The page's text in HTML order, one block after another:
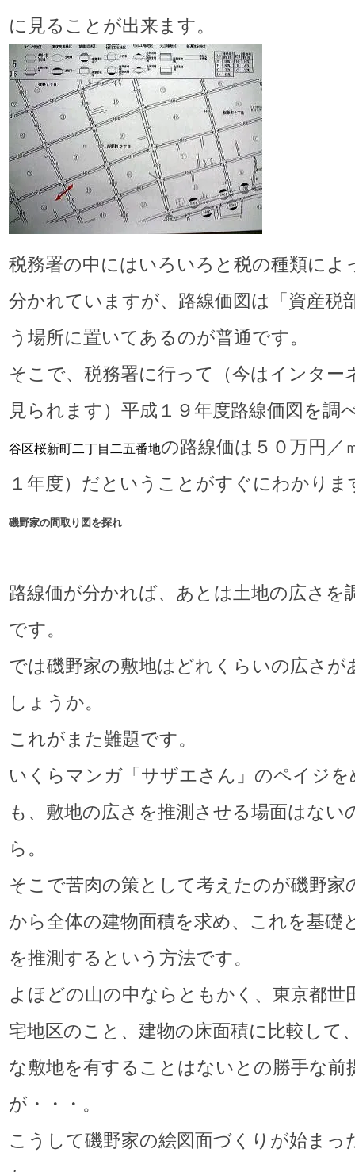
に見ることが出来ます。
税務署の中にはいろいろと税の種類によ
分かれていますが、路線価図は「資産税
う場所に置いてあるのが普通です。
そこで、税務署に行って（今はインター
見られます）平成１９年度路線価図を調
谷区桜新町二丁目二五番地の路線価は５０万円／
１年度）だということがすぐにわかりま
磯野家の間取り図を探れ
路線価が分かれば、あとは土地の広さを
です。
では磯野家の敷地はどれくらいの広さが
しょうか。
これがまた難題です。
いくらマンガ「サザエさん」のペイジ
も、敷地の広さを推測させる場面はない
ら。
そこで苦肉の策として考えたのが磯野家
から全体の建物面積を求め、これを基礎
を推測するという方法です。
よほどの山の中ならともかく、東京都世
宅地区のこと、建物の床面積に比較して
な敷地を有することはないとの勝手な前
が・・・。
こうして磯野家の絵図面づくりが始まっ